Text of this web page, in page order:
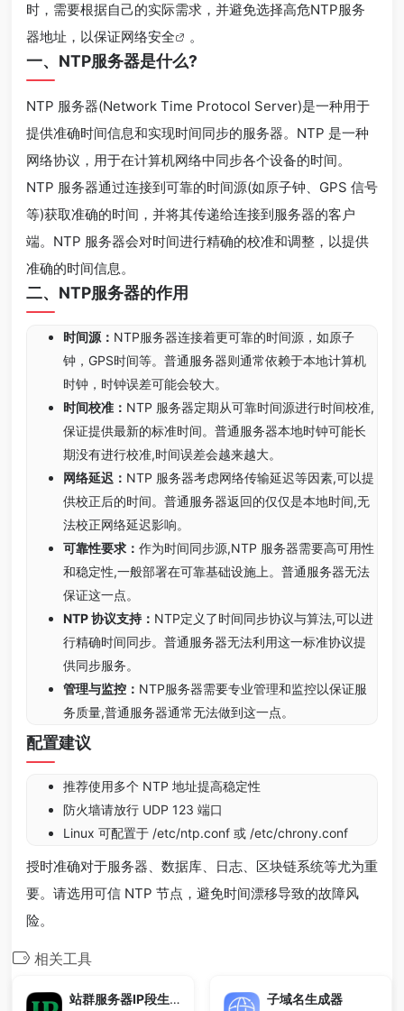
时，需要根据自己的实际需求，并避免选择高危NTP服务
器地址，以保证网络安全 。
一、NTP服务器是什么?
NTP 服务器(Network Time Protocol Server)是一种用于
提供准确时间信息和实现时间同步的服务器。NTP 是一种
网络协议，用于在计算机网络中同步各个设备的时间。
NTP 服务器通过连接到可靠的时间源(如原子钟、GPS 信号
等)获取准确的时间，并将其传递给连接到服务器的客户
端。NTP 服务器会对时间进行精确的校准和调整，以提供
准确的时间信息。
二、NTP服务器的作用
时间源： NTP服务器连接着更可靠的时间源，如原子
钟，GPS时间等。普通服务器则通常依赖于本地计算机
时钟，时钟误差可能会较大。
时间校准： NTP 服务器定期从可靠时间源进行时间校准,
保证提供最新的标准时间。普通服务器本地时钟可能长
期没有进行校准,时间误差会越来越大。
网络延迟： NTP 服务器考虑网络传输延迟等因素,可以提
供校正后的时间。普通服务器返回的仅仅是本地时间,无
法校正网络延迟影响。
可靠性要求： 作为时间同步源,NTP 服务器需要高可用性
和稳定性,一般部署在可靠基础设施上。普通服务器无法
保证这一点。
NTP 协议支持： NTP定义了时间同步协议与算法,可以进
行精确时间同步。普通服务器无法利用这一标准协议提
供同步服务。
管理与监控： NTP服务器需要专业管理和监控以保证服
务质量,普通服务器通常无法做到这一点。
配置建议
推荐使用多个 NTP 地址提高稳定性
防火墙请放行 UDP 123 端口
Linux 可配置于 /etc/ntp.conf 或 /etc/chrony.conf
授时准确对于服务器、数据库、日志、区块链系统等尤为重
要。请选用可信 NTP 节点，避免时间漂移导致的故障风
险。
相关工具
站群服务器IP段生成 子域名生成器